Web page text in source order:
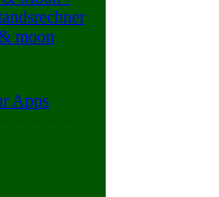
moon
Apps